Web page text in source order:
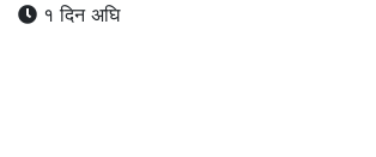
१ दिन अघि